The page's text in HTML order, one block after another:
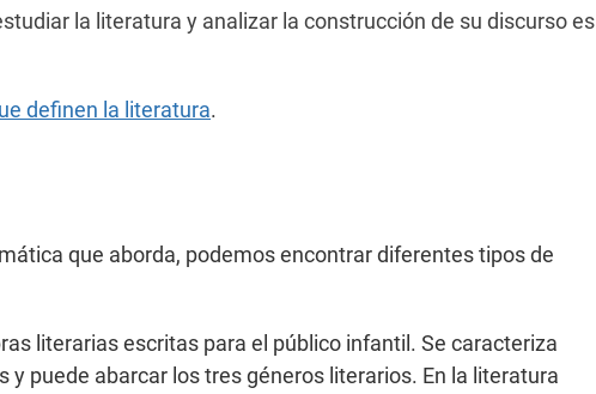
la literatura y analizar la construcción de su discurso es
definen la literatura.
que aborda, podemos encontrar diferentes tipos de
literarias escritas para el público infantil. Se caracteriza
y puede abarcar los tres géneros literarios. En la literatura